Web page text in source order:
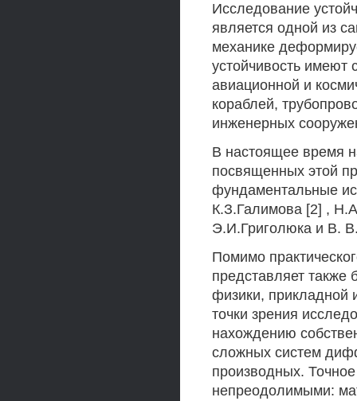
Исследование
является одной из
механике
устойчивость имеют
авиационной и
кораблей,
инженерных
В настоящее время
посвященных этой
фундаментальные
К.З.Галимова [2] ,
Э.И.Григолюка и В.
Помимо
представляет также
физики, прикладной
точки зрения
нахождению
сложных систем
производных.
непреодолимыми: